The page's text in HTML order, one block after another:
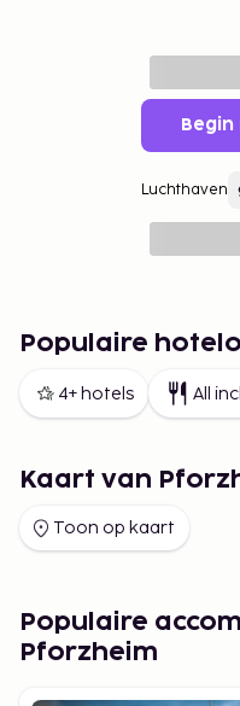
Luchthaven
Populaire
4+ hotels All
Kaart van
Toon op kaart
Populaire
Pforzheim